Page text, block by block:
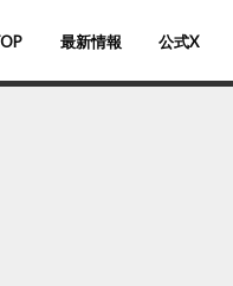
最新情報 公式X